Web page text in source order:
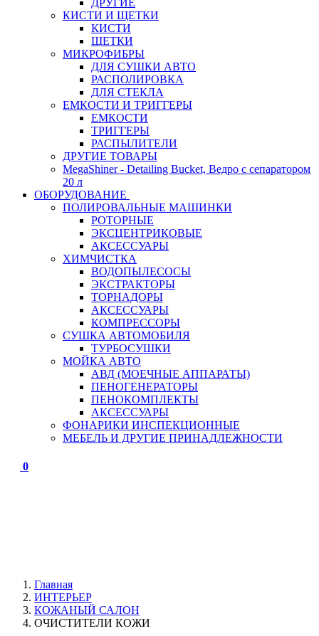
ДРУГИЕ
КИСТИ И ЩЕТКИ
КИСТИ
ЩЕТКИ
МИКРОФИБРЫ
ДЛЯ СУШКИ АВТО
РАСПОЛИРОВКА
ДЛЯ СТЕКЛА
ЕМКОСТИ И ТРИГГЕРЫ
ЕМКОСТИ
ТРИГГЕРЫ
РАСПЫЛИТЕЛИ
ДРУГИЕ ТОВАРЫ
MegaShiner - Detailing Bucket, Ведро с сепаратором
20 л
ОБОРУДОВАНИЕ
ПОЛИРОВАЛЬНЫЕ МАШИНКИ
РОТОРНЫЕ
ЭКСЦЕНТРИКОВЫЕ
АКСЕССУАРЫ
ХИМЧИСТКА
ВОДОПЫЛЕСОСЫ
ЭКСТРАКТОРЫ
ТОРНАДОРЫ
АКСЕССУАРЫ
КОМПРЕССОРЫ
СУШКА АВТОМОБИЛЯ
ТУРБОСУШКИ
МОЙКА АВТО
АВД (МОЕЧНЫЕ АППАРАТЫ)
ПЕНОГЕНЕРАТОРЫ
ПЕНОКОМПЛЕКТЫ
АКСЕССУАРЫ
ФОНАРИКИ ИНСПЕКЦИОННЫЕ
МЕБЕЛЬ И ДРУГИЕ ПРИНАДЛЕЖНОСТИ
0
Главная
ИНТЕРЬЕР
КОЖАНЫЙ САЛОН
ОЧИСТИТЕЛИ КОЖИ